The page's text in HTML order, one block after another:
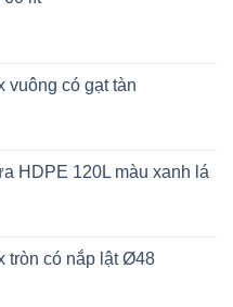
vuông có gạt tàn
HDPE 120L màu xanh lá
tròn có nắp lật Ø48